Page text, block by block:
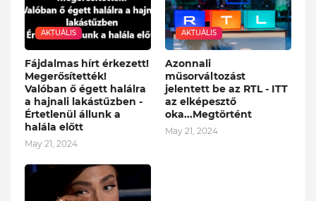
AKTUÁLIS
Fájdalmas hírt érkezett!
Megerősítették!
Valóban ő égett halálra
a hajnali lakástűzben -
Értetlenül állunk a
halála előtt
May 21, 2024
AKTUÁLIS
Azonnali
műsorváltozást
jelentett be az RTL - ITT
az elképesztő
oka...Megtörtént
May 21, 2024